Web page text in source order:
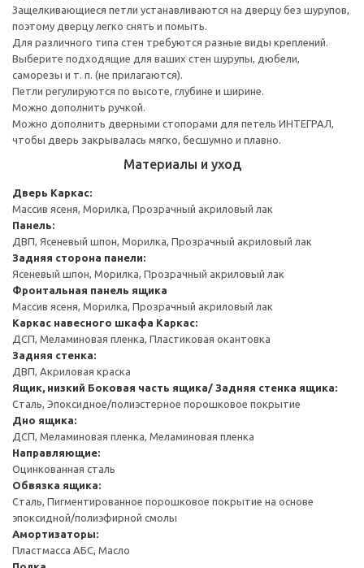
Защелкивающиеся петли устанавливаются на дверцу без шурупов,
поэтому дверцу легко снять и помыть.
Для различного типа стен требуются разные виды креплений.
Выберите подходящие для ваших стен шурупы, дюбели,
саморезы и т. п. (не прилагаются).
Петли регулируются по высоте, глубине и ширине.
Можно дополнить ручкой.
Можно дополнить дверными стопорами для петель ИНТЕГРАЛ,
чтобы дверь закрывалась мягко, бесшумно и плавно.
Материалы и уход
Дверь Каркас:
Массив ясеня, Морилка, Прозрачный акриловый лак
Панель:
ДВП, Ясеневый шпон, Морилка, Прозрачный акриловый лак
Задняя сторона панели:
Ясеневый шпон, Морилка, Прозрачный акриловый лак
Фронтальная панель ящика
Массив ясеня, Морилка, Прозрачный акриловый лак
Каркас навесного шкафа Каркас:
ДСП, Меламиновая пленка, Пластиковая окантовка
Задняя стенка:
ДВП, Акриловая краска
Ящик, низкий Боковая часть ящика/ Задняя стенка ящика:
Сталь, Эпоксидное/полиэстерное порошковое покрытие
Дно ящика:
ДСП, Меламиновая пленка, Меламиновая пленка
Направляющие:
Оцинкованная сталь
Обвязка ящика:
Сталь, Пигментированное порошковое покрытие на основе
эпоксидной/полиэфирной смолы
Амортизаторы:
Пластмасса АБС, Масло